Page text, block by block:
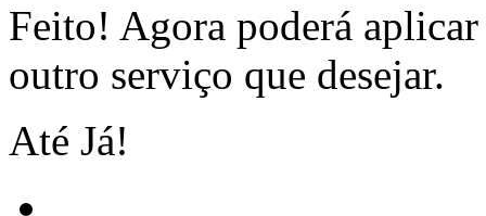
Feito! Agora poderá
outro serviço que desejar.
Até Já!